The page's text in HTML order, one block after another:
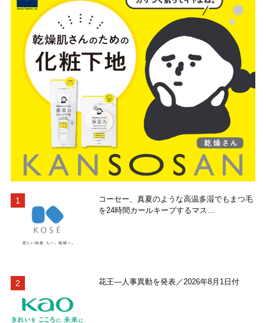
コーセー、真夏のような高温多湿でもまつ毛
を24時間カールキープするマス...
花王―人事異動を発表／2026年8月1日付